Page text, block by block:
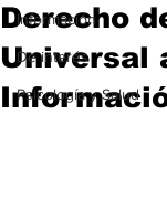
Información
De interés
Psicología y Salud
Derecho
Universal